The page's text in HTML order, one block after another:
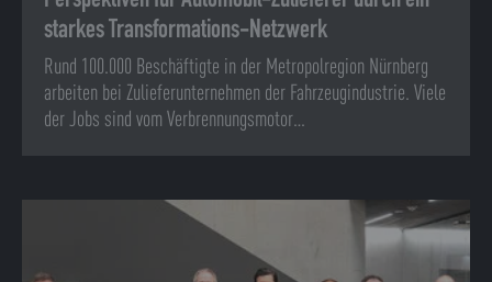
starkes Transformations-Netzwerk
Rund 100.000 Beschäftigte in der Metropolregion Nürnberg
arbeiten bei Zulieferunternehmen der Fahrzeugindustrie. Viele
der Jobs sind vom Verbrennungsmotor…